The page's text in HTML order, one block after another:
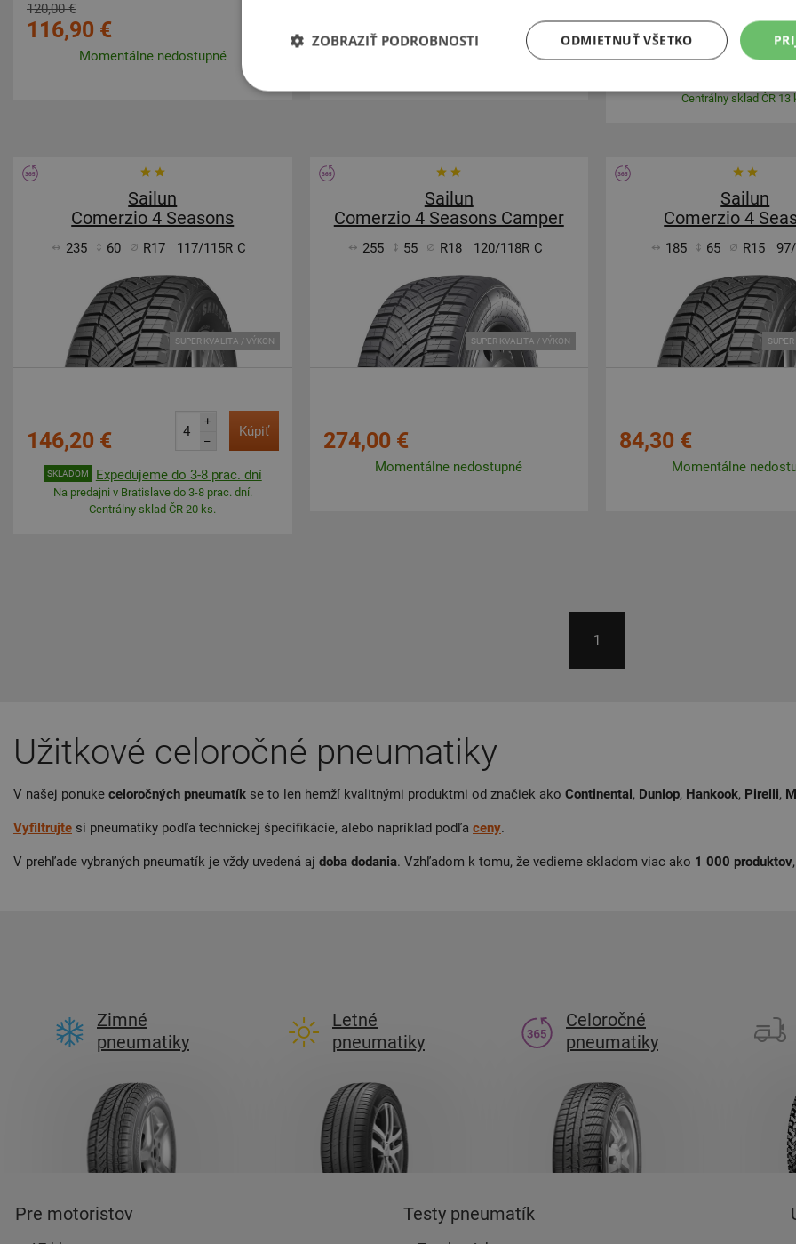
120,00 €
116,90 €
Momentálne nedostupné
118,90 € 121,60 €
SKLADOM Expedujeme do
Centrálny sklad ČR 13
Sailun
Comerzio 4 Seasons
235 60 R17 117/115R C
SUPER KVALITA / VÝKON
146,20 €
+
–
Kúpiť
SKLADOM Expedujeme do 3-8 prac. dní
Na predajni v Bratislave do 3-8 prac. dní.
Centrálny sklad ČR 20 ks.
Sailun
Comerzio 4 Seasons Camper
255 55 R18 120/118R C
SUPER KVALITA / VÝKON
274,00 €
Momentálne nedostupné
Sailun
Comerzio 4
185 65 R15
84,30 €
Momentálne
1
Užitkové celoročné pneumatiky
V našej ponuke celoročných pneumatík se to len hemží kvalitnými produktmi od značiek ako Continental, Dunlop, Hankook, Pirelli,
Vyfiltrujte si pneumatiky podľa technickej špecifikácie, alebo napríklad podľa ceny.
V prehľade vybraných pneumatík je vždy uvedená aj doba dodania. Vzhľadom k tomu, že vedieme skladom viac ako 1 000 produktov
Zimné
pneumatiky
Letné
pneumatiky
Celoročné
pneumatiky
Pre motoristov Testy pneumatík
ODMIETNUŤ VŠETKO
ZOBRAZIŤ PODROBNOSTI